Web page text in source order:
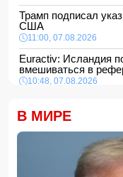
Трамп подписал
США
11:00, 07.08.2026
Euractiv: Исландия
вмешиваться в
10:48, 07.08.2026
10:28, 07.08.2026
Россия направит в
территорию
10:10, 07.08.2026
В МИРЕ